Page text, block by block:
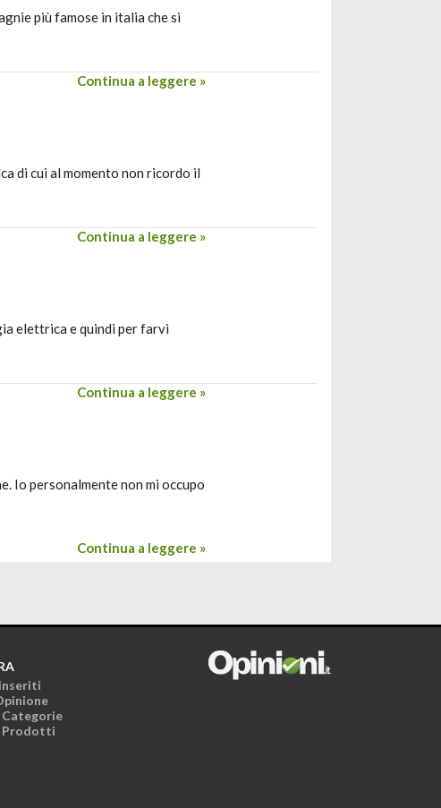
più famose in italia che si
Continua a leggere »
di cui al momento non ricordo il
Continua a leggere »
elettrica e quindi per farvi
Continua a leggere »
Io personalmente non mi occupo
Continua a leggere »
Categorie
Prodotti